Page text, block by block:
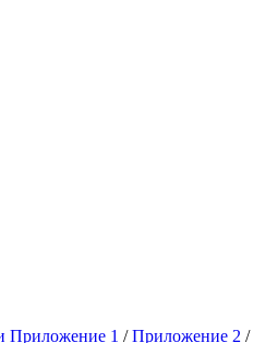
Приложение 1 /Приложение 2 /